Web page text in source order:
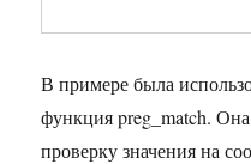
В примере была
функция preg_match.
проверку значения на